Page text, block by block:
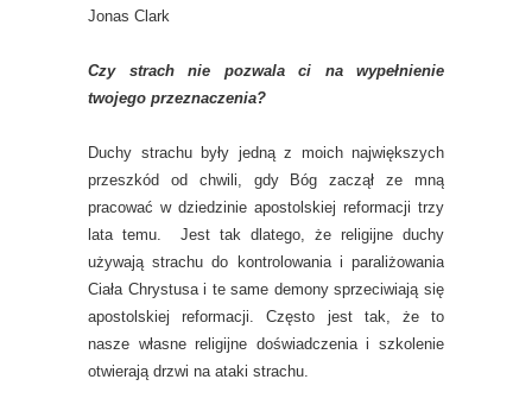
Jonas Clark
Czy strach nie pozwala ci na wypełnienie
twojego przeznaczenia?
Duchy strachu były jedną z moich największych
przeszkód od chwili, gdy Bóg zaczął ze mną
pracować w dziedzinie apostolskiej reformacji trzy
lata temu. Jest tak dlatego, że religijne duchy
używają strachu do kontrolowania i paraliżowania
Ciała Chrystusa i te same demony sprzeciwiają się
apostolskiej reformacji. Często jest tak, że to
nasze własne religijne doświadczenia i szkolenie
otwierają drzwi na ataki strachu.